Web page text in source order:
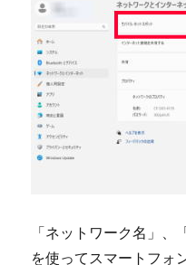
「ネットワーク名」、
を使ってスマートフォ